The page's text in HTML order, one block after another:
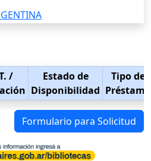
/
Estado de
Disponibilidad
Tipo de
Préstamo
Formulario para Solicitud